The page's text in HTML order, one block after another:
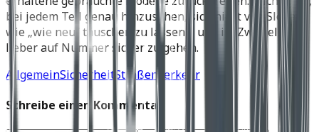
bei jedem Teil genau hinzusehen, sich nicht von Slogans
wie „wie neu“ täuschen zu lassen – und im Zweifelsfall
lieber auf Nummer sicher zu gehen.
AllgemeinSicherheit Straßenverkehr
Schreibe einen Kommentar